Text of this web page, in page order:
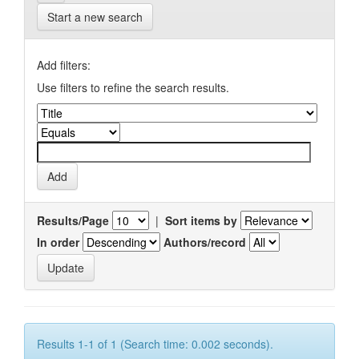
Start a new search
Add filters:
Use filters to refine the search results.
Results/Page | Sort items by
In order
Authors/record
Results 1-1 of 1 (Search time: 0.002 seconds).